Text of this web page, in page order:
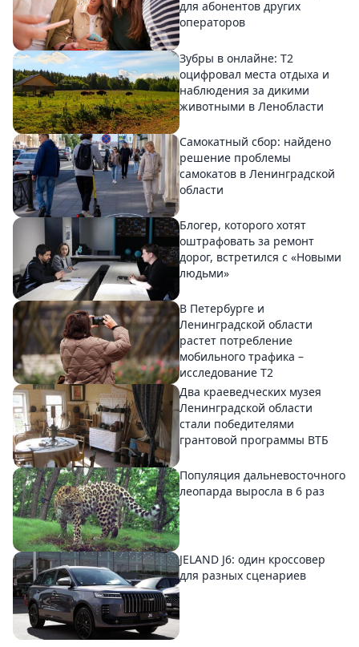
для абонентов других
операторов
Зубры в онлайне: Т2
оцифровал места отдыха и
наблюдения за дикими
животными в Ленобласти
Самокатный сбор: найдено
решение проблемы
самокатов в Ленинградской
области
Блогер, которого хотят
оштрафовать за ремонт
дорог, встретился с «Новыми
людьми»
В Петербурге и
Ленинградской области
растет потребление
мобильного трафика –
исследование T2
Два краеведческих музея
Ленинградской области
стали победителями
грантовой программы ВТБ
Популяция дальневосточного
леопарда выросла в 6 раз
JELAND J6: один кроссовер
для разных сценариев